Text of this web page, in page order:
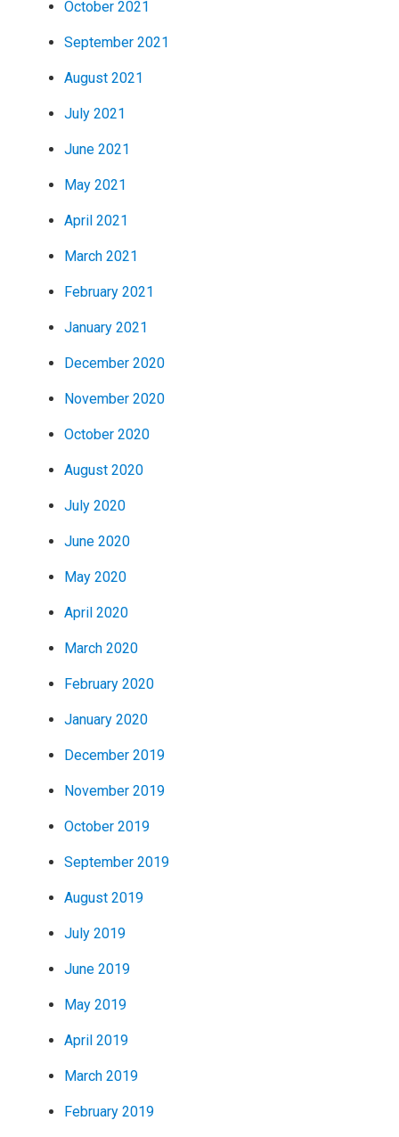
October 2021
September 2021
August 2021
July 2021
June 2021
May 2021
April 2021
March 2021
February 2021
January 2021
December 2020
November 2020
October 2020
August 2020
July 2020
June 2020
May 2020
April 2020
March 2020
February 2020
January 2020
December 2019
November 2019
October 2019
September 2019
August 2019
July 2019
June 2019
May 2019
April 2019
March 2019
February 2019